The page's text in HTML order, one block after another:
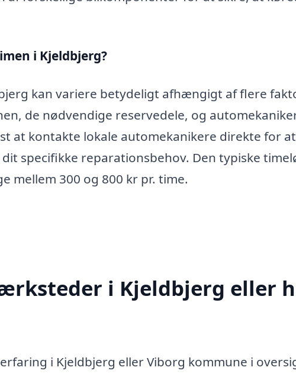
i Kjeldbjerg?
kan variere betydeligt afhængigt af flere
de nødvendige reservedele, og
at kontakte lokale automekanikere direkte for
specifikke reparationsbehov. Den typiske
mellem 300 og 800 kr pr. time.
i Kjeldbjerg eller
i Kjeldbjerg eller Viborg kommune i